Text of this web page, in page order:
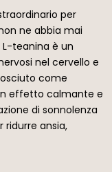
per
ne abbia mai
L-teanina è un
nel cervello e
come
effetto calmante e
di sonnolenza
ridurre ansia,